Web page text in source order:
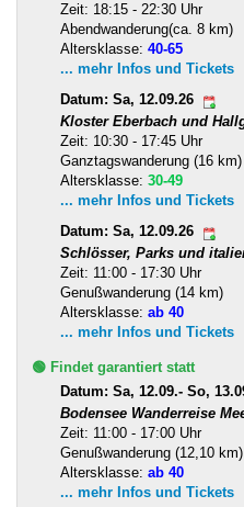
Zeit: 18:15 - 22:30 Uhr
Abendwanderung(ca. 8 km)
Altersklasse: 40-65
... mehr Infos und Tickets
Datum: Sa, 12.09.26
Kloster Eberbach und
Zeit: 10:30 - 17:45 Uhr
Ganztagswanderung (16 km)
Altersklasse: 30-49
... mehr Infos und Tickets
Datum: Sa, 12.09.26
Schlösser, Parks und
Zeit: 11:00 - 17:30 Uhr
Genußwanderung (14 km)
Altersklasse: ab 40
... mehr Infos und Tickets
🟢 Findet garantiert statt
Datum: Sa, 12.09.- So,
Bodensee Wanderreise
Zeit: 11:00 - 17:00 Uhr
Genußwanderung (12,10 km)
Altersklasse: ab 40
... mehr Infos und Tickets